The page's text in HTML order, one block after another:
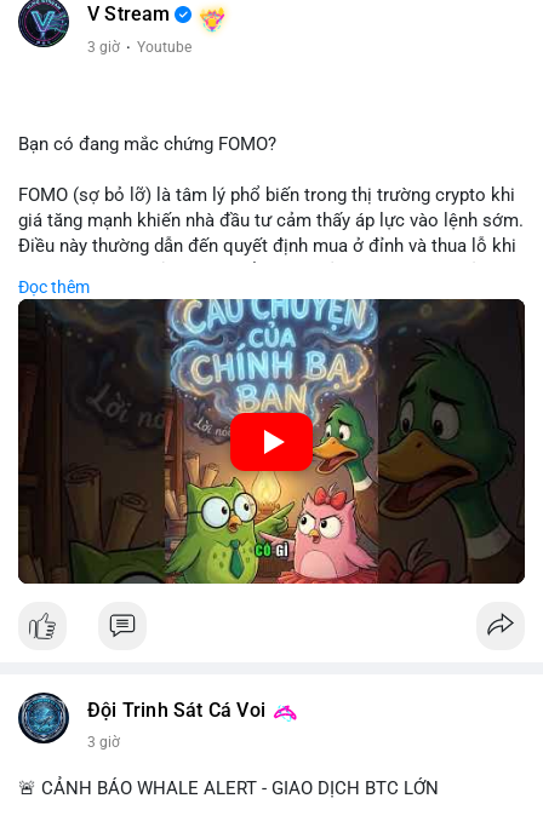
V Stream
3 giờ · Youtube
Bạn có đang mắc chứng FOMO?
FOMO (sợ bỏ lỡ) là tâm lý phổ biến trong thị trường crypto khi
giá tăng mạnh khiến nhà đầu tư cảm thấy áp lực vào lệnh sớm.
Điều này thường dẫn đến quyết định mua ở đỉnh và thua lỗ khi
chiến lược đầu tư rõ ràng.
🎥 Xem video trực tiếp tại:
Nguồn: Cú Thông Thái
Đọc thêm
Đội Trinh Sát Cá Voi
3 giờ
🚨 CẢNH BÁO WHALE ALERT - GIAO DỊCH BTC LỚN